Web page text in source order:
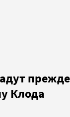
прежде
Клода